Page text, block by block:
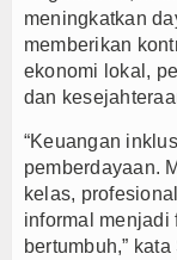
meningkatkan
memberikan
ekonomi lokal,
dan
“Keuangan
pemberdayaan.
kelas,
informal menjadi
bertumbuh,”